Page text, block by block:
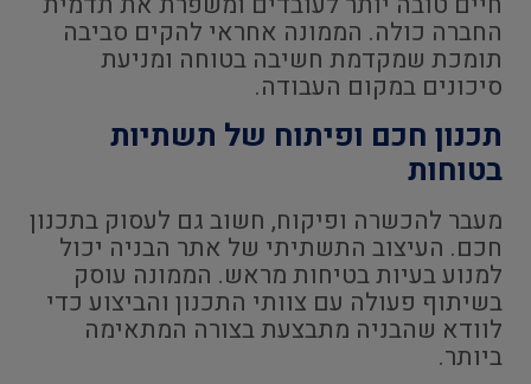
החברה כולה. הממונה אחראי להקים סביבה
תומכת שמקדמת חשיבה בטוחה ומניעת
סיכונים במקום העבודה.
תכנון חכם ופיתוח של תשתיות
בטוחות
מעבר להכשרה ופיקוח, חשוב גם לעסוק בתכנון
חכם. העיצוב התשתיתי של אתר הבניה יכול
למנוע בעיות בטיחות מראש. הממונה עוסק
בשיתוף פעולה עם צוותי התכנון והביצוע כדי
לוודא שהבניה מתבצעת בצורה המתאימה
ביותר.